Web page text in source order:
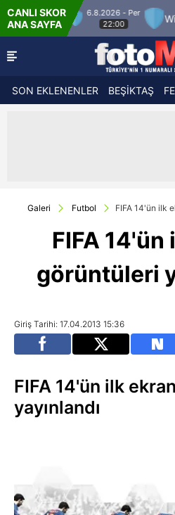
CANLI SKOR
ANA SAYFA
2
6.8.2026 - Per
22:00
Winner
SON EKLENENLER BEŞİKTAŞ
Galeri Futbol FIFA 14'ün ilk
FIFA
görüntüleri
Giriş Tarihi: 17.04.2013 15:36
FIFA 14'ün ilk
yayınlandı